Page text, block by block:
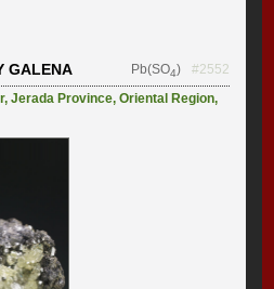
GALENA Pb(SO4)
#2552
,Jerada Province,Oriental Region,